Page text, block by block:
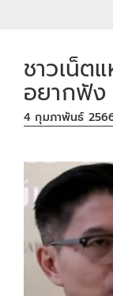
ชาวเน็ต
อยากฟัง
4 กุมภาพันธ์